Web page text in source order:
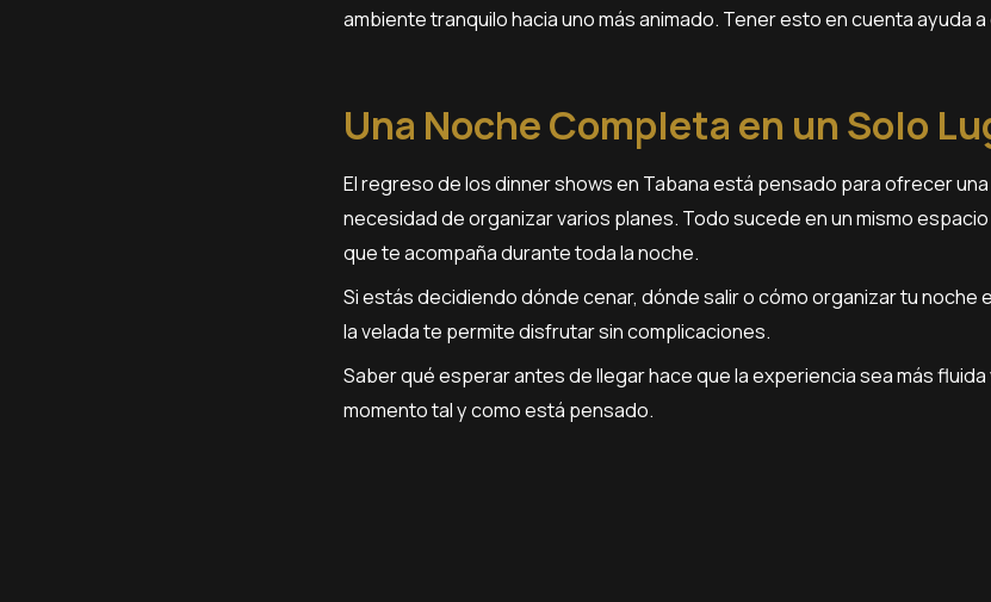
ambiente tranquilo hacia uno más animado. Tener esto en cuenta ayuda
Una Noche Completa en un Solo
El regreso de los dinner shows en Tabana está pensado para ofrecer
necesidad de organizar varios planes. Todo sucede en un mismo
que te acompaña durante toda la noche.
Si estás decidiendo dónde cenar, dónde salir o cómo organizar tu noche
la velada te permite disfrutar sin complicaciones.
Saber qué esperar antes de llegar hace que la experiencia sea más
momento tal y como está pensado.